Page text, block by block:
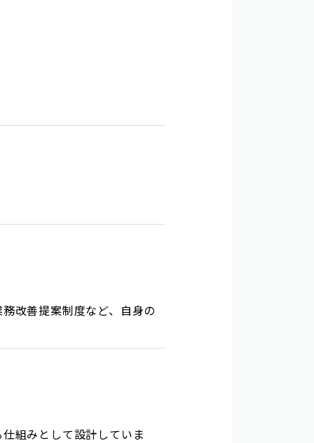
改善提案制度など、自身の
組みとして設計していま